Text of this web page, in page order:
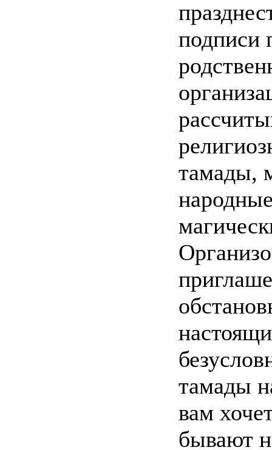
подписи
тамады,
тамады
вам
бывают